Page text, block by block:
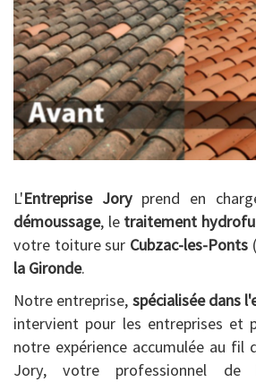
L'Entreprise Joryprend en
démoussage, le traitement
votre toiture sur Cubzac-les-Ponts
la Gironde.
Notre entreprise, spécialisée dans
intervient pour les entreprises et
notre expérience accumulée au fil
Jory, votre professionnel